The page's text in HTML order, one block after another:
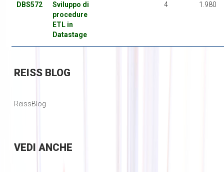
DBS572
Sviluppo di
procedure
ETL in
Datastage
4 1.980
REISSBLOG
ReissBlog
VEDI ANCHE